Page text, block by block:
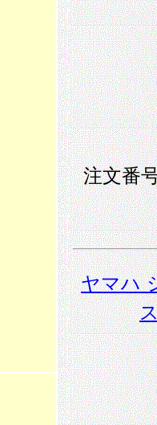
注文番
ヤマハ